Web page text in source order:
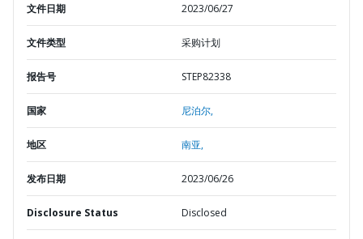
文件日期 2023/06/27
文件类型 采购计划
报告号 STEP82338
国家 尼泊尔,
地区 南亚,
发布日期 2023/06/26
Disclosure Status Disclosed